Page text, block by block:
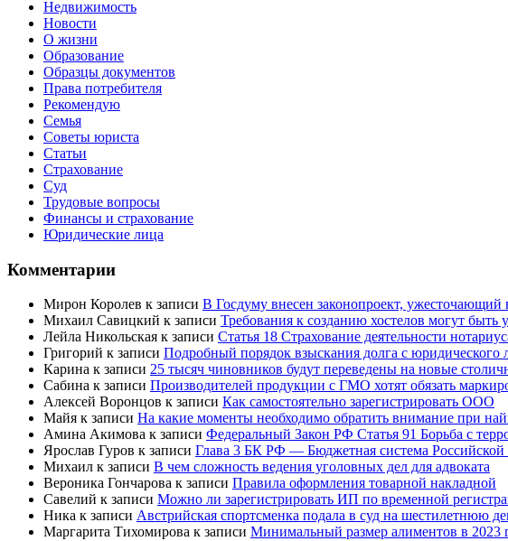
Недвижимость
Новости
О жизни
Образование
Образцы документов
Права потребителя
Рекомендую
Семья
Советы юриста
Статьи
Страхование
Суд
Трудовые вопросы
Финансы и страхование
Юридические лица
Комментарии
Мирон Королев к записи В Госдуму внесен законопроект, ужесточающий
Михаил Савицкий к записи Требования к созданию хостелов могут быть
Лейла Никольская к записи Статья 18 Страхование деятельности
Григорий к записи Подробный порядок взыскания долга с юридического
Карина к записи 25 тысяч чиновников будут переведены на новые
Сабина к записи Производителей продукции с ГМО хотят обязать
Алексей Воронцов к записи Как самостоятельно зарегистрировать ООО
Майя к записи На какие моменты необходимо обратить внимание при
Амина Акимова к записи Федеральный Закон РФ Статья 91 Борьба с
Ярослав Гуров к записи Глава 3 БК РФ — Бюджетная система
Михаил к записи В чем сложность ведения уголовных дел для адвоката
Вероника Гончарова к записи Правила оформления товарной накладной
Савелий к записи Можно ли зарегистрировать ИП по временной
Ника к записи Австрийская спортсменка подала в суд на шестилетнюю
Маргарита Тихомирова к записи Минимальный размер алиментов в 2023